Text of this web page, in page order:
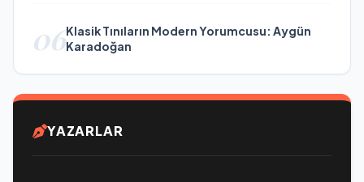
06Klasik Tınıların Modern Yorumcusu: Aygün
Karadoğan
YAZARLAR